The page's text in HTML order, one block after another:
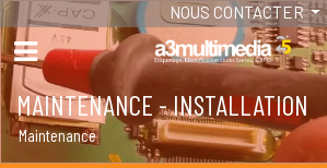
NOUS CONTACTER
MAINTENANCE - INSTALLATION
Maintenance